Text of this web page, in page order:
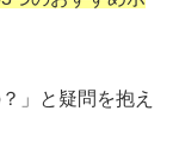
」と疑問を抱え